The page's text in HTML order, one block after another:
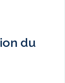
du